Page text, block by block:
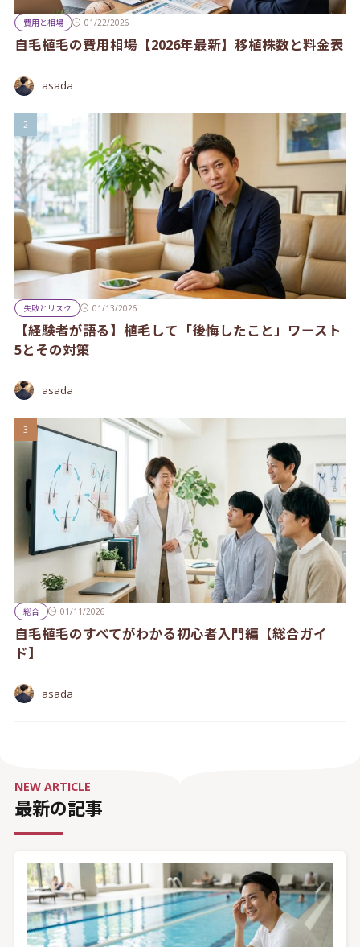
費用と相場 01/22/2026
自毛植毛の費用相場【2026年最新】移植株数と料金表
asada
失敗とリスク 01/13/2026
【経験者が語る】植毛して「後悔したこと」ワースト
5とその対策
asada
総合 01/11/2026
自毛植毛のすべてがわかる初心者入門編【総合ガイ
ド】
asada
最新の記事
NEW ARTICLE